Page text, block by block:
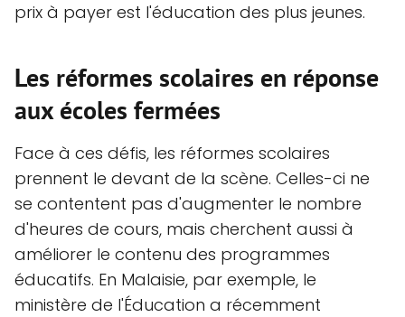
prix à payer est l'éducation des plus jeunes.
Les réformes scolaires en réponse
aux écoles fermées
Face à ces défis, les réformes scolaires
prennent le devant de la scène. Celles-ci ne
se contentent pas d'augmenter le nombre
d'heures de cours, mais cherchent aussi à
améliorer le contenu des programmes
éducatifs. En Malaisie, par exemple, le
ministère de l'Éducation a récemment